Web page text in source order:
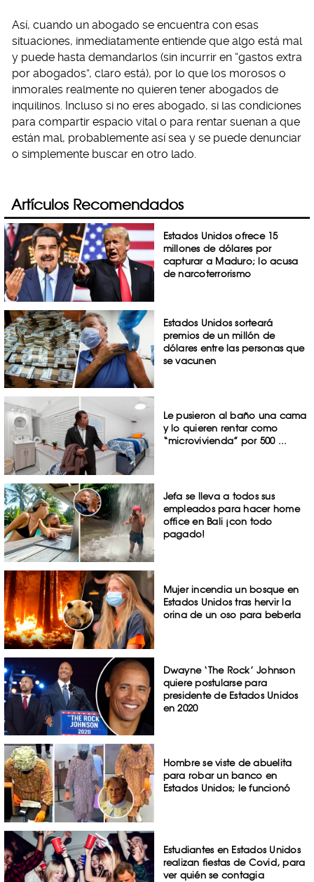
Así, cuando un abogado se encuentra con esas
situaciones, inmediatamente entiende que algo está mal
y puede hasta demandarlos (sin incurrir en “gastos extra
por abogados”, claro está), por lo que los morosos o
inmorales realmente no quieren tener abogados de
inquilinos. Incluso si no eres abogado, si las condiciones
para compartir espacio vital o para rentar suenan a que
están mal, probablemente así sea y se puede denunciar
o simplemente buscar en otro lado.
Artículos Recomendados
Estados Unidos ofrece 15
millones de dólares por
capturar a Maduro; lo acusa
de narcoterrorismo
Estados Unidos sorteará
premios de un millón de
dólares entre las personas que
se vacunen
Le pusieron al baño una cama
y lo quieren rentar como
“microvivienda” por 500 ...
Jefa se lleva a todos sus
empleados para hacer home
office en Bali ¡con todo
pagado!
Mujer incendia un bosque en
Estados Unidos tras hervir la
orina de un oso para beberla
Dwayne ‘The Rock’ Johnson
quiere postularse para
presidente de Estados Unidos
en 2020
Hombre se viste de abuelita
para robar un banco en
Estados Unidos; le funcionó
Estudiantes en Estados Unidos
realizan fiestas de Covid, para
ver quién se contagia